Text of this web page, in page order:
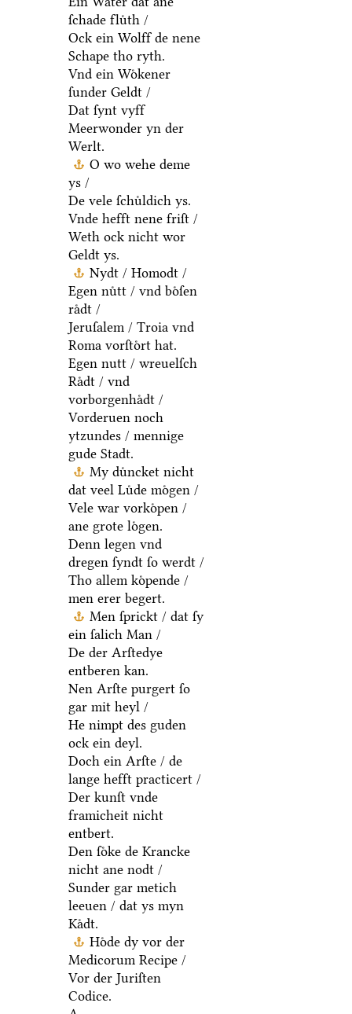
ſchade fluͤth /
Ock ein Wolff de nene
Schape tho ryth.
Vnd ein Woͤkener
ſunder Geldt /
Dat ſynt vyff
Meerwonder yn der
Werlt.
O wo wehe deme
ys /
De vele ſchuͤldich ys.
Vnde hefft nene friſt /
Weth ock nicht wor
Geldt ys.
Nydt / Homodt /
Egen nuͤtt / vnd boͤſen
raͤdt /
Jeruſalem / Troia vnd
Roma vorſtoͤrt hat.
Egen nutt / wreuelſch
Raͤdt / vnd
vorborgenhaͤdt /
Vorderuen noch
ytzundes / mennige
gude Stadt.
My duͤncket nicht
dat veel Luͤde moͤgen /
Vele war vorkoͤpen /
ane grote loͤgen.
Denn legen vnd
dregen ſyndt ſo werdt /
Tho allem koͤpende /
men erer begert.
Men ſprickt / dat ſy
ein ſalich Man /
De der Arſtedye
entberen kan.
Nen Arſte purgert ſo
gar mit heyl /
He nimpt des guden
ock ein deyl.
Doch ein Arſte / de
lange hefft practicert /
Der kunſt vnde
framicheit nicht
entbert.
Den ſoͤke de Krancke
nicht ane nodt /
Sunder gar metich
leeuen / dat ys myn
Kaͤdt.
Hoͤde dy vor der
Medicorum Recipe /
Vor der Juriſten
Codice.